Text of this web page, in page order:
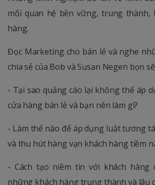
mối quan hệ bền vững, trung thành,
hàng.
Đọc Marketing cho bán lẻ và nghe
chia sẻ của Bob và Susan Negen bọn
- Tại sao quảng cáo lại không thể áp
cửa hàng bán lẻ và bạn nên làm gì?
- Làm thế nào để áp dụng luật tương
và thu hút hàng vạn khách hàng tiềm
- Cách tạo niềm tin với khách
những khách hàng trung thành và lâu